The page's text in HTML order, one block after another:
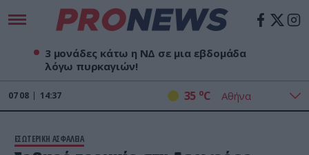
3 μονάδες κάτω η ΝΔ σε μια εβδομάδα
λόγω πυρκαγιών!
07 08 14:37 35 oC
ΕΣΩΤΕΡΙΚΗ ΑΣΦΑΛΕΙΑ